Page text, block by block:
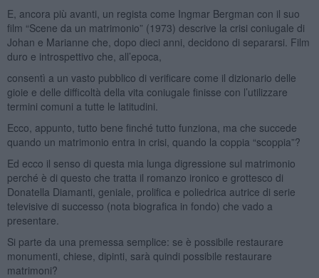
E, ancora più avanti, un regista come Ingmar Bergman con il suo
film “Scene da un matrimonio” (1973) descrive la crisi coniugale di
Johan e Marianne che, dopo dieci anni, decidono di separarsi. Film
duro e introspettivo che, all’epoca,
consentì a un vasto pubblico di verificare come il dizionario delle
gioie e delle difficoltà della vita coniugale finisse con l’utilizzare
termini comuni a tutte le latitudini.
Ecco, appunto, tutto bene finché tutto funziona, ma che succede
quando un matrimonio entra in crisi, quando la coppia “scoppia”?
Ed ecco il senso di questa mia lunga digressione sul matrimonio
perché è di questo che tratta il romanzo ironico e grottesco di
Donatella Diamanti, geniale, prolifica e poliedrica autrice di serie
televisive di successo (nota biografica in fondo) che vado a
presentare.
Si parte da una premessa semplice: se è possibile restaurare
monumenti, chiese, dipinti, sarà quindi possibile restaurare
matrimoni?